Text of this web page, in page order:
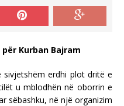
Kurban Bajram
erdhi plot dritë e
u mblodhën në oborrin e
sëbashku, në një organizim